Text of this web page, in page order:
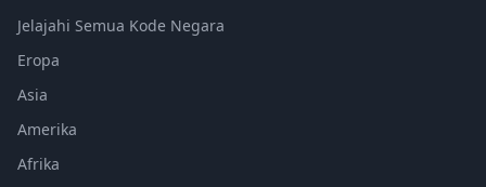
Jelajahi Semua Kode Negara
Eropa
Asia
Amerika
Afrika